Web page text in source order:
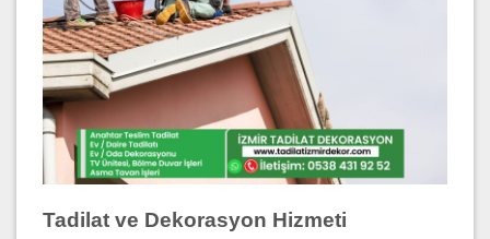
Tadilat ve Dekorasyon Hizmeti